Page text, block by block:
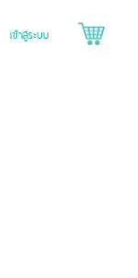
เข้าสู่ระบบ